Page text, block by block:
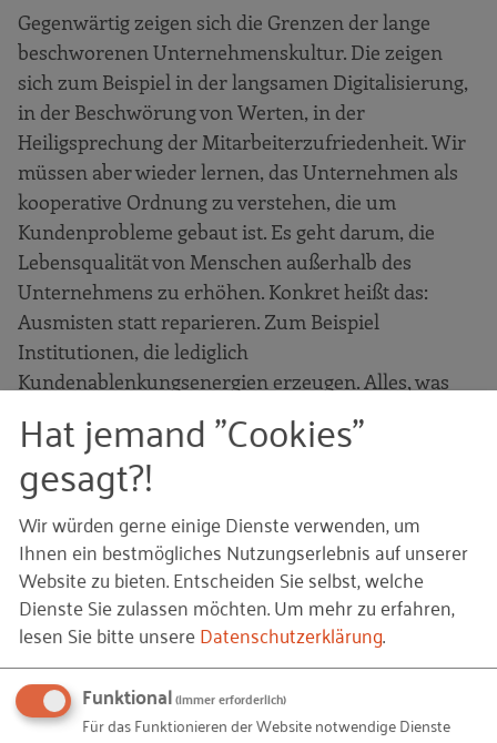
Gegenwärtig zeigen sich die Grenzen der lange
beschworenen Unternehmenskultur. Die zeigen
sich zum Beispiel in der langsamen Digitalisierung,
in der Beschwörung von Werten, in der
Heiligsprechung der Mitarbeiterzufriedenheit. Wir
müssen aber wieder lernen, das Unternehmen als
kooperative Ordnung zu verstehen, die um
Kundenprobleme gebaut ist. Es geht darum, die
Lebensqualität von Menschen außerhalb des
Unternehmens zu erhöhen. Konkret heißt das:
Ausmisten statt reparieren. Zum Beispiel
Institutionen, die lediglich
Kundenablenkungsenergien erzeugen. Alles, was
Disposition. Wer Höhe gewinnen will, muss Ballast
abwerfen.
Herr Dr. Sprenger, ich habe in einer
Veröffentlichung von Ihnen gelesen, dass Sie die
Rolle von Führungskräften als Widerspruchs-
erklären, was Sie damit konkret meinen?
Hat jemand "Cookies"
gesagt?!
Wir würden gerne einige Dienste verwenden, um
Ihnen ein bestmögliches Nutzungserlebnis auf unserer
Website zu bieten. Entscheiden Sie selbst, welche
Dienste Sie zulassen möchten.Um mehr zu erfahren,
lesen Sie bitte unsereDatenschutzerklärung.
Funktional(immer erforderlich)
Für das Funktionieren der Website notwendige Dienste